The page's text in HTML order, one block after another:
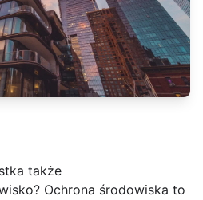
także
Ochrona środowiska to